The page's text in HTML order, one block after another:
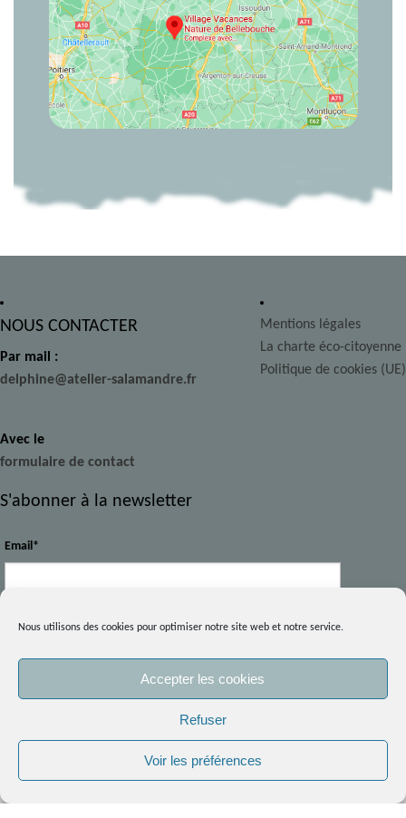
cookies sur le site.En savoir plus.
OK
Nous utilisons des cookies pour optimiser notre site web et notre service.
Accepter les cookies
Refuser
Voir les préférences
NOUS CONTACTER
Par mail :
delphine@atelier-salamandre.fr
Avec le
formulaire de contact
Mentions légales
La charte éco-citoyenne
Politique de cookies (UE)
S'abonner à la newsletter
Email*
Les Cours en visio